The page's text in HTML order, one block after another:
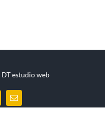
DT estudio web